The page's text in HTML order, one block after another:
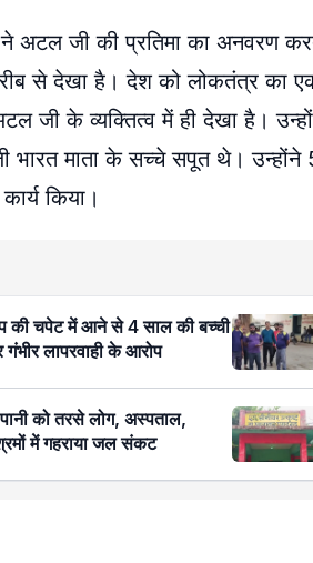
ने अटल जी की प्रतिमा का अनवरण
से देखा है। देश को लोकतंत्र का
जी के व्यक्तित्व में ही देखा है।
भारत माता के सच्चे सपूत थे।
किया।
की चपेट में आने से 4 साल की बच्ची
लापरवाही के आरोप
को तरसे लोग, अस्पताल,
में गहराया जल संकट